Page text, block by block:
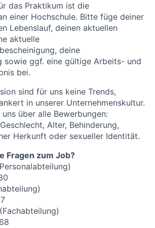
das Praktikum ist die
einer Hochschule. Bitte füge deiner
Lebenslauf, deinen aktuellen
aktuelle
deine
sowie ggf. eine gültige Arbeits- und
bei.
sind für uns keine Trends,
in unserer Unternehmenskultur.
über alle Bewerbungen:
Alter, Behinderung,
Herkunft oder sexueller Identität.
Fragen zum Job?